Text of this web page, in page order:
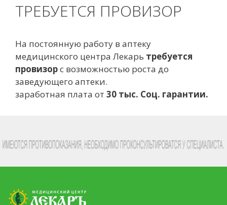
ТРЕБУЕТСЯ ПРОВИЗОР
На постоянную работу в аптеку
медицинского центра Лекарь требуется
провизорс возможностью роста до
заведующего аптеки.
заработная плата от 30 тыс. Соц. гарантии.